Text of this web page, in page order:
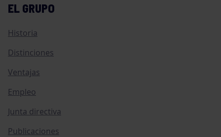
EL GRUPO
Historia
Distinciones
Ventajas
Empleo
Junta directiva
Publicaciones